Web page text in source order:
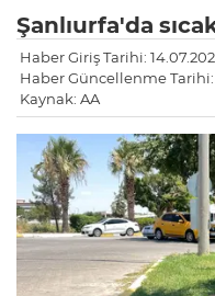
Şanlıurfa'da
Haber Giriş Tarihi:
Haber Güncellenme Tarihi:
Kaynak: AA